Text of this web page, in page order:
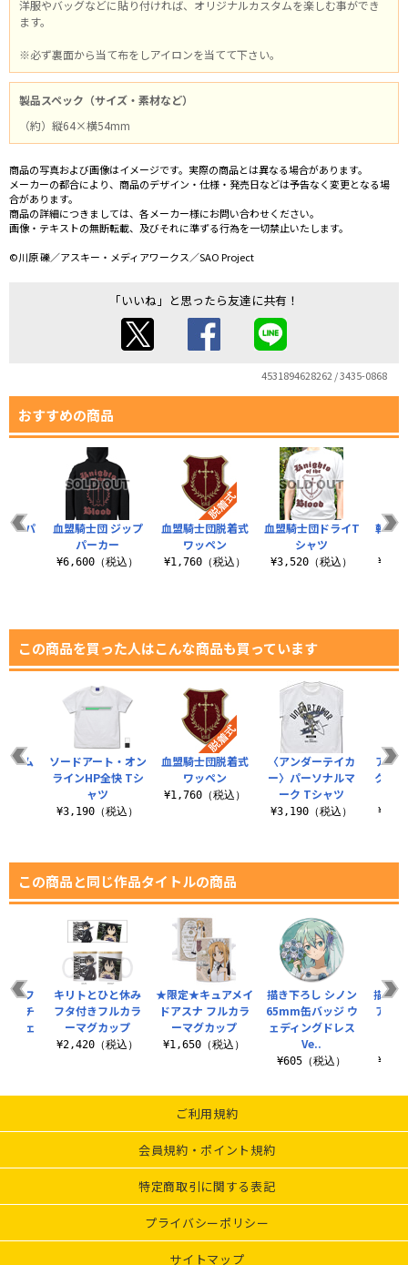
洋服やバッグなどに貼り付ければ、オリジナルカスタムを楽しむ事ができ
ます。
※必ず裏面から当て布をしアイロンを当てて下さい。
製品スペック（サイズ・素材など）
（約）縦64×横54mm
商品の写真および画像はイメージです。実際の商品とは異なる場合があります。
メーカーの都合により、商品のデザイン・仕様・発売日などは予告なく変更となる場
合があります。
商品の詳細につきましては、各メーカー様にお問い合わせください。
画像・テキストの無断転載、及びそれに準ずる行為を一切禁止いたします。
©川原 礫／アスキー・メディアワークス／SAO Project
「いいね」と思ったら友達に共有！
4531894628262 / 3435-0868
おすすめの商品
血盟騎士団脱着式
ワッペン
¥1,760（税込）
血盟騎士団ドライT
シャツ
¥3,520（税込）
転移
竺パ
血盟騎士団 ジップ
パーカー
¥6,600（税込）
この商品を買った人はこんな商品も買っています
血盟騎士団脱着式
ワッペン
¥1,760（税込）
〈アンダーテイカ
ー〉パーソナルマ
ーク Tシャツ
¥3,190（税込）
アナ
クト
ーム
ソードアート・オン
ラインHP全快 Tシ
ャツ
¥3,190（税込）
この商品と同じ作品タイトルの商品
★限定★キュアメイ
ドアスナ フルカラ
ーマグカップ
¥1,650（税込）
描き下ろし シノン
65mm缶バッジ ウ
ェディングドレス
Ve..
¥605（税込）
描き
アク
ーフ
ルチ
ウェ
キリトとひと休み
フタ付きフルカラ
ーマグカップ
¥2,420（税込）
ご利用規約
会員規約・ポイント規約
特定商取引に関する表記
プライバシーポリシー
サイトマップ